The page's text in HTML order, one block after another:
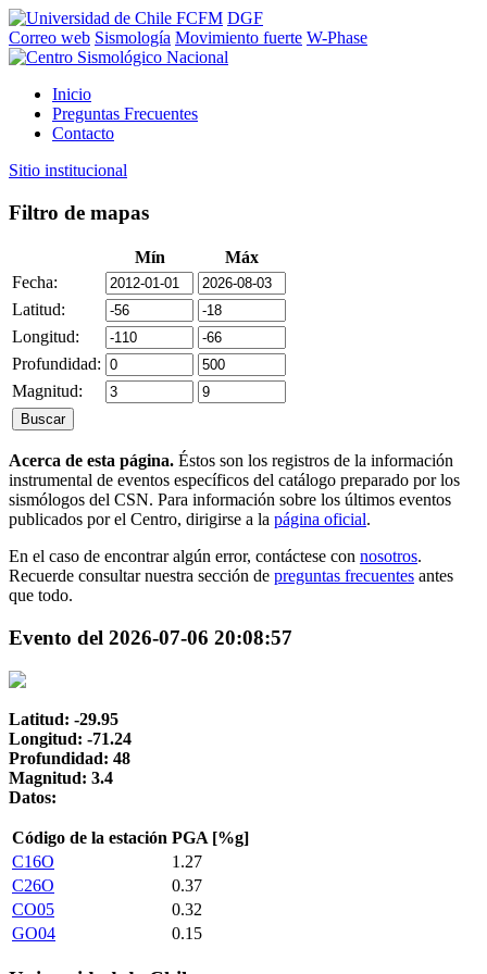
FCFM DGF
Correo web Sismología Movimiento fuerte W-Phase
Inicio
Preguntas Frecuentes
Contacto
Sitio institucional
Filtro de mapas
Mín
Máx
Fecha:
Latitud:
Longitud:
Profundidad:
Magnitud:
Acerca de esta página. Éstos son los registros de la información
instrumental de eventos específicos del catálogo preparado por los
sismólogos del CSN. Para información sobre los últimos eventos
publicados por el Centro, dirigirse a la página oficial.
En el caso de encontrar algún error, contáctese con nosotros.
Recuerde consultar nuestra sección de preguntas frecuentes antes
que todo.
Evento del 2026-07-06 20:08:57
Latitud: -29.95
Longitud: -71.24
Profundidad: 48
Magnitud: 3.4
Datos:
Código de la estación PGA [%g]
C16O
1.27
C26O
0.37
CO05
0.32
GO04
0.15